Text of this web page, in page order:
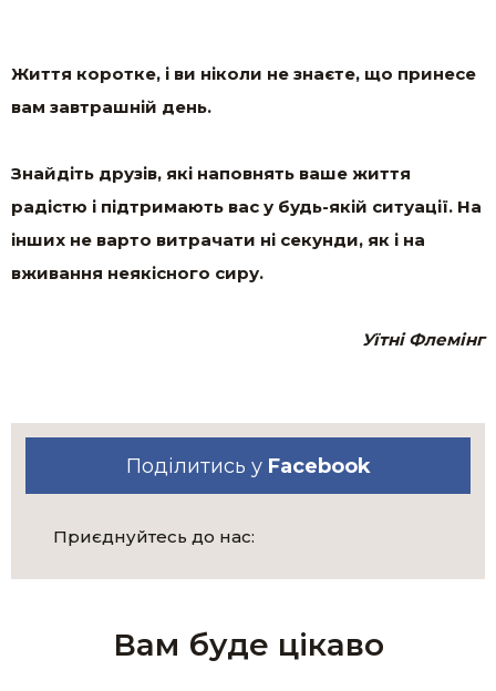
Життя коротке, і ви ніколи не знаєте, що принесе
вам завтрашній день.
Знайдіть друзів, які наповнять ваше життя
радістю і підтримають вас у будь-якій ситуації. На
інших не варто витрачати ні секунди, як і на
вживання неякісного сиру.
Уїтні Флемінг
Поділитись у Facebook
Приєднуйтесь до нас:
Вам буде цікаво